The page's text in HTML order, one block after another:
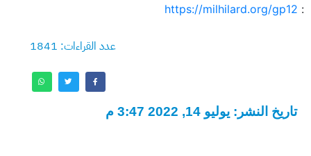
:
https://milhilard.org/gp12
عدد القراءات: 1841
تاريخ النشر: يوليو 14, 2022 3:47 م